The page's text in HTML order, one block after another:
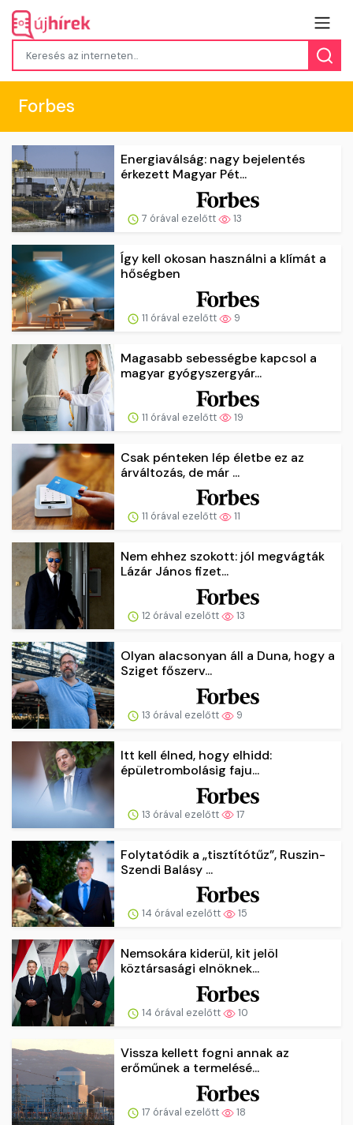
Forbes
Energiaválság: nagy bejelentés
érkezett Magyar Pét...
7 órával ezelőtt 13
Így kell okosan használni a klímát a
hőségben
11 órával ezelőtt 9
Magasabb sebességbe kapcsol a
magyar gyógyszergyár...
11 órával ezelőtt 19
Csak pénteken lép életbe ez az
árváltozás, de már ...
11 órával ezelőtt 11
Nem ehhez szokott: jól megvágták
Lázár János fizet...
12 órával ezelőtt 13
Olyan alacsonyan áll a Duna, hogy a
Sziget főszerv...
13 órával ezelőtt 9
Itt kell élned, hogy elhidd:
épületrombolásig faju...
13 órával ezelőtt 17
Folytatódik a „tisztítótűz”, Ruszin-
Szendi Balásy ...
14 órával ezelőtt 15
Nemsokára kiderül, kit jelöl
köztársasági elnöknek...
14 órával ezelőtt 10
Vissza kellett fogni annak az
erőműnek a termelésé...
17 órával ezelőtt 18